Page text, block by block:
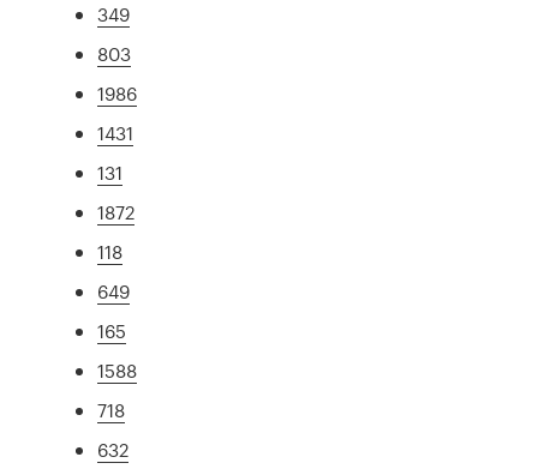
349
803
1986
1431
131
1872
118
649
165
1588
718
632